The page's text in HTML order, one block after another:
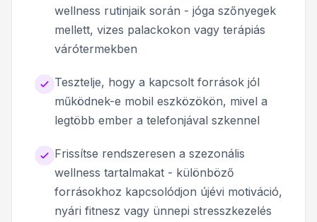
wellness rutinjaik során - jóga szőnyegek
mellett, vizes palackokon vagy terápiás
várótermekben
Tesztelje, hogy a kapcsolt források jól
működnek-e mobil eszközökön, mivel a
legtöbb ember a telefonjával szkennel
Frissítse rendszeresen a szezonális
wellness tartalmakat - különböző
forrásokhoz kapcsolódjon újévi motiváció,
nyári fitnesz vagy ünnepi stresszkezelés